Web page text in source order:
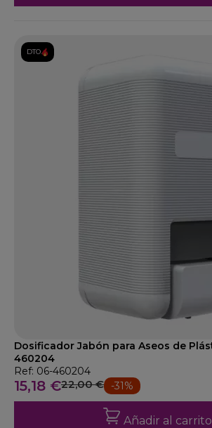
DTO.
Dosificador Jabón para Aseos de
460204
Ref: 06-460204
15,18 €22,00 € -31%
Añadir al carrito